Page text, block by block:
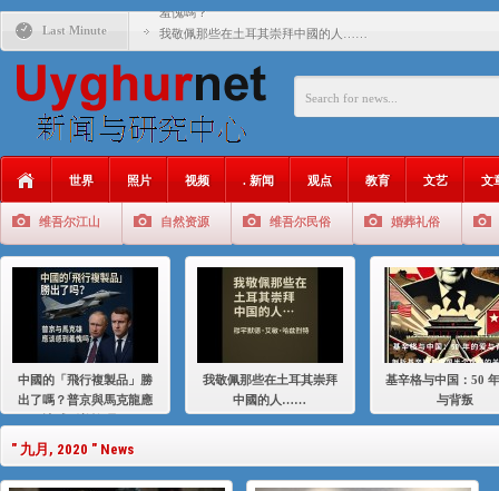
Last Minute
羞愧嗎？
我敬佩那些在土耳其崇拜中國的人……
基辛格与中国：50 年的爱与背叛
年的百年關係
大一统情结使魏京生失去理智 / 伊利夏提
伊利夏提：在自责与内疚中的挣扎
伊利夏提：消失在集中营的红衣女孩
伊利夏提：维吾尔种族灭绝
世界 照片 视频 . 新闻 观点 教育 文艺 文
维吾尔江山 自然资源 维吾尔民俗 婚葬礼俗
中國的「飛行複製品」勝
出了嗎？普京與馬克龍應
我敬佩那些在土耳其崇拜
中國的人……
基辛格与中国：50
与背叛
" 九月, 2020 " News